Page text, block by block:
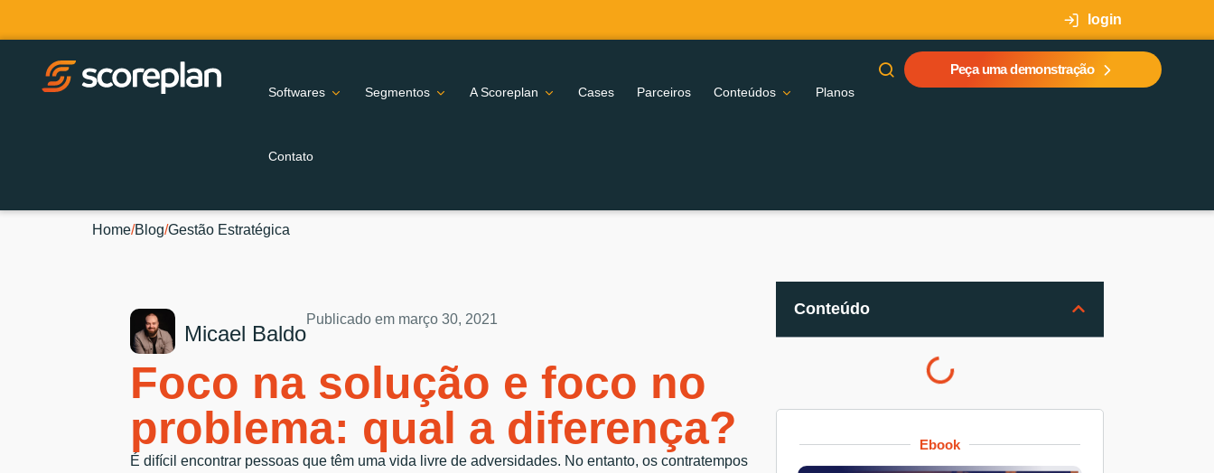
login
Softwares Segmentos A Scoreplan Cases Parceiros Conteúdos Planos
Contato
Peça uma demonstração
Home/Blog/Gestão Estratégica
Micael Baldo
Publicado em março 30, 2021
Foco na solução e foco no
problema: qual a diferença?
É difícil encontrar pessoas que têm uma vida livre de adversidades. No entanto, os contratempos
Conteúdo
Ebook